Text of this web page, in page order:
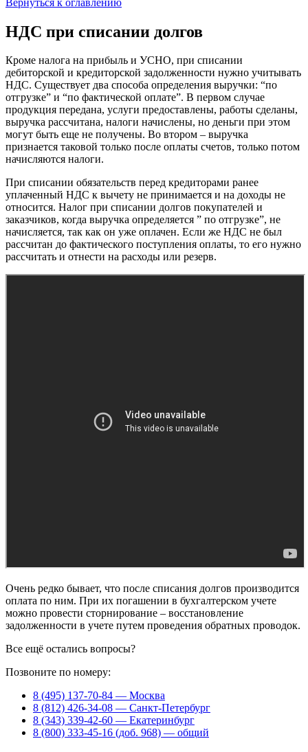
НДС при списании долгов
Кроме налога на прибыль и УСНО, при списании
дебиторской и кредиторской задолженности нужно учитывать
НДС. Существует два способа определения выручки: “по
отгрузке” и “по фактической оплате”. В первом случае
продукция передана, услуги предоставлены, работы сделаны,
выручка рассчитана, налоги начислены, но деньги при этом
могут быть еще не получены. Во втором – выручка
признается таковой только после оплаты счетов, только потом
начисляются налоги.
При списании обязательств перед кредиторами ранее
уплаченный НДС к вычету не принимается и на доходы не
относится. Налог при списании долгов покупателей и
заказчиков, когда выручка определяется ” по отгрузке”, не
начисляется, так как он уже оплачен. Если же НДС не был
рассчитан до фактического поступления оплаты, то его нужно
рассчитать и отнести на расходы или резерв.
Очень редко бывает, что после списания долгов производится
оплата по ним. При их погашении в бухгалтерском учете
можно провести сторнирование – восстановление
задолженности в учете путем проведения обратных проводок.
Все ещё остались вопросы?
Позвоните по номеру:
8 (495) 137-70-84 — Москва
8 (812) 426-34-08 — Санкт-Петербург
8 (343) 339-42-60 — Екатеринбург
8 (800) 333-45-16 (доб. 968) — общий